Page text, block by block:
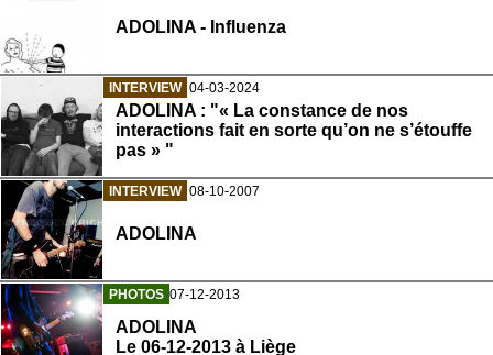
ADOLINA - Influenza
INTERVIEW 04-03-2024
ADOLINA : "« La constance de nos
interactions fait en sorte qu’on ne s’étouffe
pas » "
INTERVIEW 08-10-2007
ADOLINA
PHOTOS 07-12-2013
ADOLINA
Le 06-12-2013 à Liège